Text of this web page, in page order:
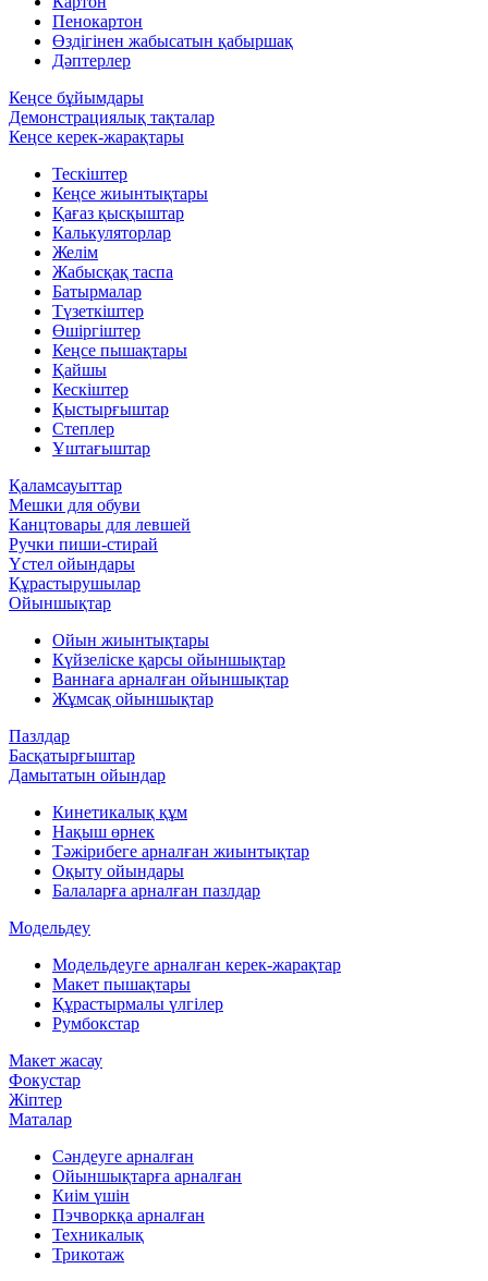
Пенокартон
Өздігінен жабысатын қабыршақ
Дәптерлер
Кеңсе бұйымдары
Демонстрациялық тақталар
Кеңсе керек-жарақтары
Тескіштер
Кеңсе жиынтықтары
Қағаз қысқыштар
Калькуляторлар
Желім
Жабысқақ таспа
Батырмалар
Түзеткіштер
Өшіргіштер
Кеңсе пышақтары
Қайшы
Кескіштер
Қыстырғыштар
Степлер
Ұштағыштар
Қаламсауыттар
Мешки для обуви
Канцтовары для левшей
Ручки пиши-стирай
Үстел ойындары
Құрастырушылар
Ойыншықтар
Ойын жиынтықтары
Күйзеліске қарсы ойыншықтар
Ваннаға арналған ойыншықтар
Жұмсақ ойыншықтар
Пазлдар
Басқатырғыштар
Дамытатын ойындар
Кинетикалық құм
Нақыш өрнек
Тәжірибеге арналған жиынтықтар
Оқыту ойындары
Балаларға арналған пазлдар
Модельдеу
Модельдеуге арналған керек-жарақтар
Макет пышақтары
Құрастырмалы үлгілер
Румбокстар
Макет жасау
Фокустар
Жіптер
Маталар
Сәндеуге арналған
Ойыншықтарға арналған
Киім үшін
Пэчворкқа арналған
Техникалық
Трикотаж